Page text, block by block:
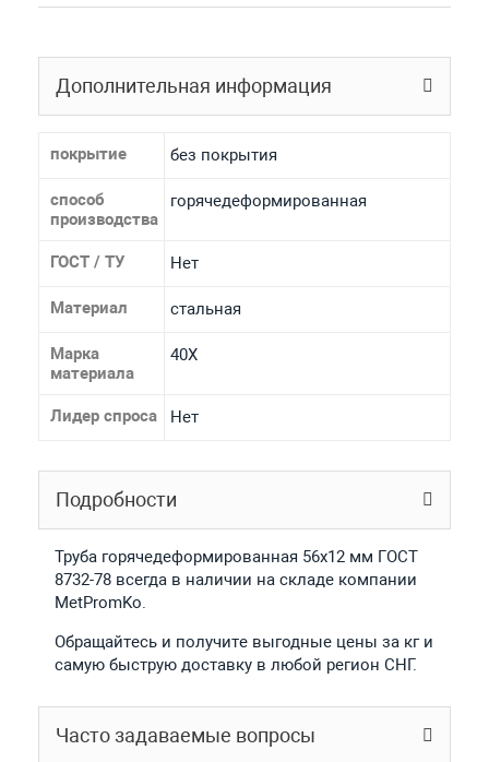
Дополнительная информация
покрытие без покрытия
способ
производства
горячедеформированная
ГОСТ / ТУ Нет
Материал стальная
Марка
материала
40Х
Лидер спроса Нет
Подробности
Труба горячедеформированная 56х12 мм ГОСТ
8732-78 всегда в наличии на складе компании
MetPromKo.
Обращайтесь и получите выгодные цены за кг и
самую быструю доставку в любой регион СНГ.
Часто задаваемые вопросы